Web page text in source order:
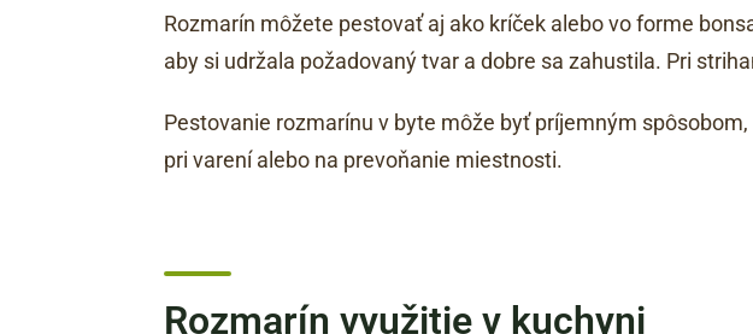
Rozmarín môžete pestovať aj ako kríček alebo vo forme
aby si udržala požadovaný tvar a dobre sa zahustila. Pri
Pestovanie rozmarínu v byte môže byť príjemným
pri varení alebo na prevoňanie miestnosti.
Rozmarín využitie v kuchyni